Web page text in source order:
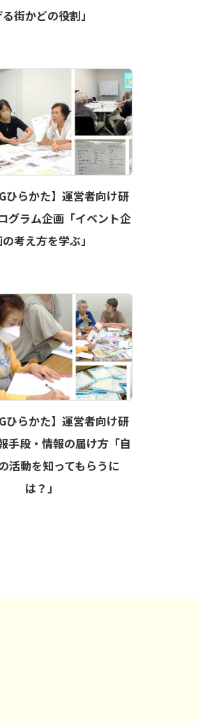
街かどの役割」
ひらかた】運営者向け研
グラム企画「イベント企
考え方を学ぶ」
ひらかた】運営者向け研
手段・情報の届け方「自
活動を知ってもらうに
は？」